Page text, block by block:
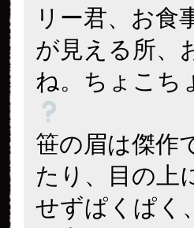
リー君、お食
が見える所、
ね。ちょこち
笹の眉は傑作
たり、目の上
せずぱくぱく